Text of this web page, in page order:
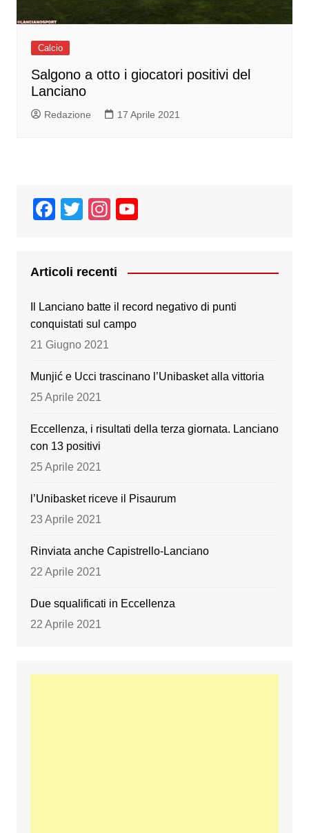
Calcio
Salgono a otto i giocatori positivi del
Lanciano
Redazione 17 Aprile 2021
F
e
b
o
o
T
er
In
gr
a
m
T
Articoli recenti
Il Lanciano batte il record negativo di punti
conquistati sul campo
21 Giugno 2021
Munjić e Ucci trascinano l’Unibasket alla vittoria
25 Aprile 2021
Eccellenza, i risultati della terza giornata. Lanciano
con 13 positivi
25 Aprile 2021
l’Unibasket riceve il Pisaurum
23 Aprile 2021
Rinviata anche Capistrello-Lanciano
22 Aprile 2021
Due squalificati in Eccellenza
22 Aprile 2021